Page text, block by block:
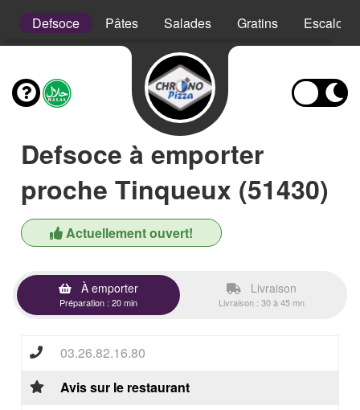
Defsoce Pâtes Salades Gratins
Defsoce à emporter
proche Tinqueux (51430)
Actuellement ouvert!
À emporter
Préparation : 20 min
Livraison
Livraison : 30 à 45 mn
03.26.82.16.80
Avis sur le restaurant